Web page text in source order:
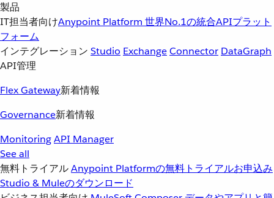
製品
IT担当者向けAnypoint Platform 世界No.1の統合APIプラット
フォーム
インテグレーション Studio ExchangeConnector DataGraph
API管理
Flex Gateway新着情報
Governance新着情報
MonitoringAPI Manager
See all
無料トライアルAnypoint Platformの無料トライアルお申込み
Studio & Muleのダウンロード